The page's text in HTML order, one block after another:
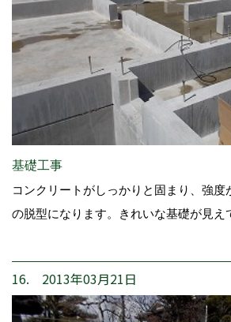
基礎工事
コンクリートがしっかりと固まり、強度
の脱型になります。きれいな基礎が見え
16. 2013年03月21日